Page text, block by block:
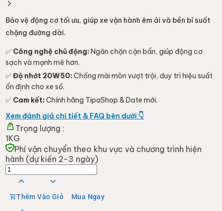
Bảo vệ động cơ tối ưu, giúp xe vận hành êm ái và bền bỉ suốt
chặng đường dài.
✅ Công nghệ chủ động: Ngăn chặn cặn bẩn, giúp động cơ
sạch và mạnh mẽ hơn.
✅Độ nhớt 20W50: Chống mài mòn vượt trội, duy trì hiệu suất
ổn định cho xe số.
✅ Cam kết: Chính hãng TipaShop & Date mới.
Xem đánh giá chi tiết & FAQ bên dưới 👇
Trọng lượng :
1KG
Phí vận chuyển theo khu vực và chương trình hiện
hành (dự kiến 2-3 ngày)
Thêm Vào Giỏ Mua Ngay